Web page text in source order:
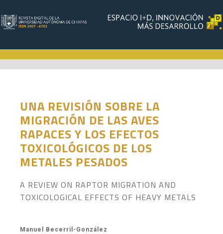
UNA REVISIÓN SOBRE LA
MIGRACIÓN DE LAS AVES
RAPACES Y LOS EFECTOS
TOXICOLÓGICOS DE LOS
METALES PESADOS
A REVIEW ON RAPTOR MIGRATION AND
TOXICOLOGICAL EFFECTS OF HEAVY METALS
Manuel Becerril-González